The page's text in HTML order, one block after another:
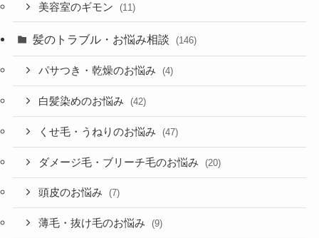
美容室のギモン (11)
髪のトラブル・お悩み相談 (146)
パサつき・乾燥のお悩み (4)
白髪染めのお悩み (42)
くせ毛・うねりのお悩み (47)
ダメージ毛・ブリーチ毛のお悩み (20)
頭皮のお悩み (7)
薄毛・抜け毛のお悩み (9)